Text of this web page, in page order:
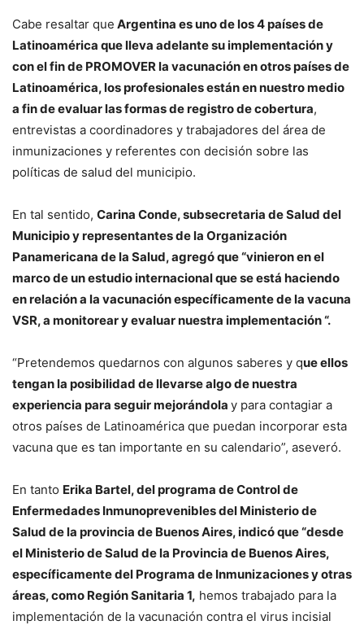
Cabe resaltar que Argentina es uno de los 4 países de
Latinoamérica que lleva adelante su implementación y
con el fin de PROMOVER la vacunación en otros países de
Latinoamérica, los profesionales están en nuestro medio
a fin de evaluar las formas de registro de cobertura,
entrevistas a coordinadores y trabajadores del área de
inmunizaciones y referentes con decisión sobre las
políticas de salud del municipio.
En tal sentido, Carina Conde, subsecretaria de Salud del
Municipio y representantes de la Organización
Panamericana de la Salud, agregó que “vinieron en el
marco de un estudio internacional que se está haciendo
en relación a la vacunación específicamente de la vacuna
VSR, a monitorear y evaluar nuestra implementación “.
“Pretendemos quedarnos con algunos saberes y que ellos
tengan la posibilidad de llevarse algo de nuestra
experiencia para seguir mejorándola y para contagiar a
otros países de Latinoamérica que puedan incorporar esta
vacuna que es tan importante en su calendario”, aseveró.
En tanto Erika Bartel, del programa de Control de
Enfermedades Inmunoprevenibles del Ministerio de
Salud de la provincia de Buenos Aires, indicó que “desde
el Ministerio de Salud de la Provincia de Buenos Aires,
específicamente del Programa de Inmunizaciones y otras
áreas, como Región Sanitaria 1, hemos trabajado para la
implementación de la vacunación contra el virus incisial